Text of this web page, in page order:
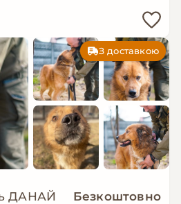
З доставкою
ДАНАЙ Безкоштовно